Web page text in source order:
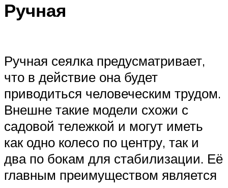
Ручная
Ручная сеялка предусматривает,
что в действие она будет
приводиться человеческим трудом.
Внешне такие модели схожи с
садовой тележкой и могут иметь
как одно колесо по центру, так и
два по бокам для стабилизации. Её
главным преимуществом является